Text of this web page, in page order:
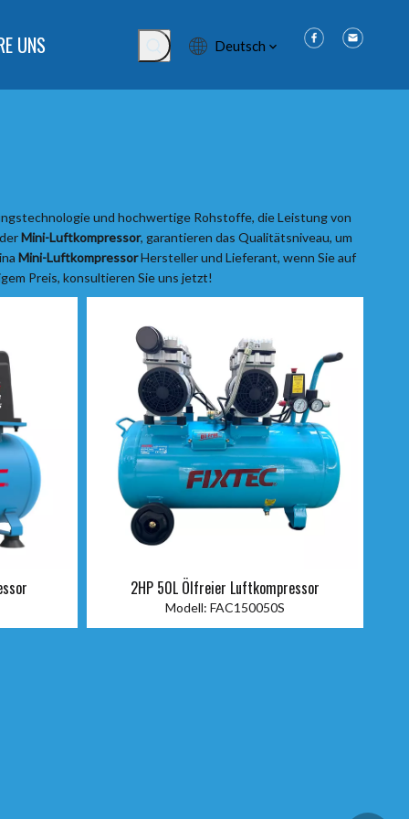
UNS Deutsch
und hochwertige Rohstoffe, die Leistung von
Mini-Luftkompressor, garantieren das Qualitätsniveau, um
Mini-LuftkompressorHersteller und Lieferant, wenn Sie auf
Preis, konsultieren Sie uns jetzt!
2HP 50L Ölfreier Luftkompressor
Modell: FAC150050S